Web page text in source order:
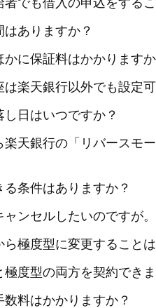
はありますか？
かに保証料はかかりますか
は楽天銀行以外でも設定
し日はいつですか？
楽天銀行の「リバース
る条件はありますか？
ンセルしたいのですが。
ら極度型に変更すること
度型の両方を契約でき
数料はかかりますか？